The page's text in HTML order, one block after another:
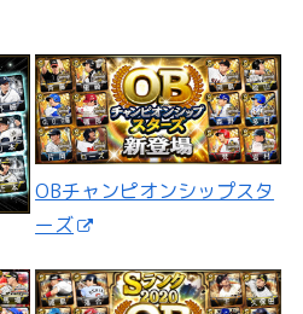
OBチャンピオンシップスタ
ーズ